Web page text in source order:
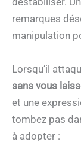
remarques
manipulation
Lorsqu’il
sans vous
et une
tombez pas
à adopter :